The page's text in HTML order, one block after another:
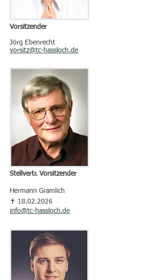
Vorsitzender
Jörg Ebenrecht
vorsitz@tc-hassloch.de
Stellvertr. Vorsitzender
Hermann Gramlich
✝ 18.02.2026
info@tc-hassloch.de